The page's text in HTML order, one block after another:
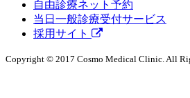
自由診療ネット予約
当日一般診療受付サービス
採用サイト
Copyright © 2017 Cosmo Medical Clinic. All